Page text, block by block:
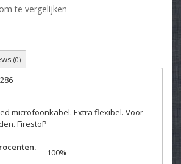
te vergelijken
(0)
microfoonkabel. Extra flexibel. Voor
FirestoP
100%